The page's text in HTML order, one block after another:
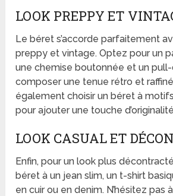
LOOK PREPPY ET
Le béret s’accorde parfaitement
preppy et vintage. Optez pour un
une chemise boutonnée et un
composer une tenue rétro et
également choisir un béret à
pour ajouter une touche
LOOK CASUAL ET
Enfin, pour un look plus
béret à un jean slim, un t-shirt
en cuir ou en denim. N’hésitez pas